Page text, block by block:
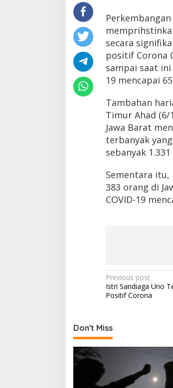
secara
positif Corona
sampai saat
19 mencapai
Tambahan
Timur Ahad
Jawa Barat
terbanyak
sebanyak
Sementara itu,
383 orang di
COVID-19
Post
Previous post
Istri Sandiaga Uno
Positif Corona
Don't Miss